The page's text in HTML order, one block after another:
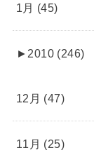
1月 (45)
► 2010 (246)
12月 (47)
11月 (25)